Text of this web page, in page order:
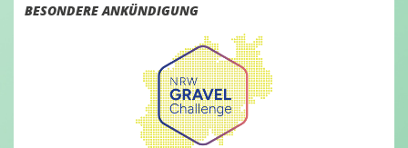
BESONDERE ANKÜNDIGUNG